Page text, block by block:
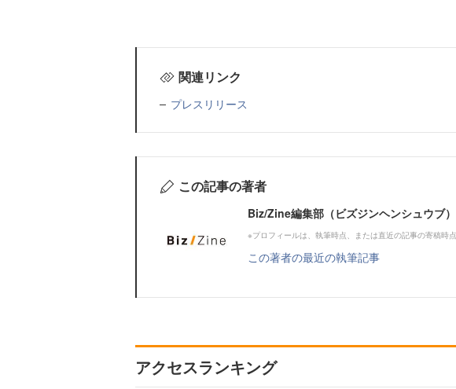
関連リンク
プレスリリース
この記事の著者
Biz/Zine編集部（ビズジンヘンシュウブ）
※プロフィールは、執筆時点、または直近の記事の寄稿時
この著者の最近の執筆記事
アクセスランキング